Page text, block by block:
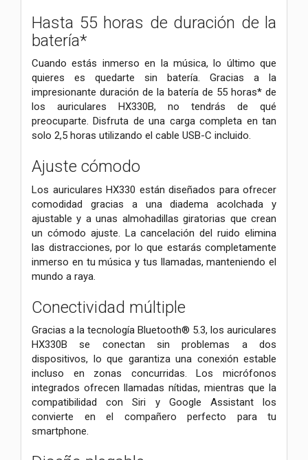
Hasta 55 horas de duración de la
batería*
Cuando estás inmerso en la música, lo último que
quieres es quedarte sin batería. Gracias a la
impresionante duración de la batería de 55 horas* de
los auriculares HX330B, no tendrás de qué
preocuparte. Disfruta de una carga completa en tan
solo 2,5 horas utilizando el cable USB-C incluido.
Ajuste cómodo
Los auriculares HX330 están diseñados para ofrecer
comodidad gracias a una diadema acolchada y
ajustable y a unas almohadillas giratorias que crean
un cómodo ajuste. La cancelación del ruido elimina
las distracciones, por lo que estarás completamente
inmerso en tu música y tus llamadas, manteniendo el
mundo a raya.
Conectividad múltiple
Gracias a la tecnología Bluetooth® 5.3, los auriculares
HX330B se conectan sin problemas a dos
dispositivos, lo que garantiza una conexión estable
incluso en zonas concurridas. Los micrófonos
integrados ofrecen llamadas nítidas, mientras que la
compatibilidad con Siri y Google Assistant los
convierte en el compañero perfecto para tu
smartphone.